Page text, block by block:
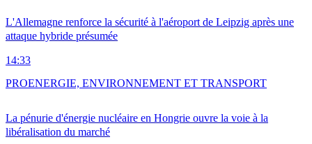
L'Allemagne renforce la sécurité à l'aéroport de Leipzig après une
attaque hybride présumée
14:33
La pénurie d'énergie nucléaire en Hongrie ouvre la voie à la
libéralisation du marché
PROENERGIE, ENVIRONNEMENT ET TRANSPORT